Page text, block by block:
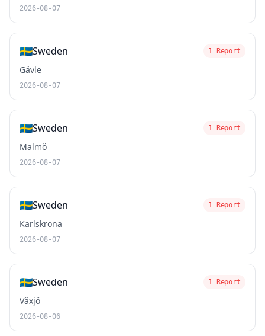
2026-08-07
🇸🇪Sweden 1 Report
Gävle
2026-08-07
🇸🇪Sweden 1 Report
Malmö
2026-08-07
🇸🇪Sweden 1 Report
Karlskrona
2026-08-07
🇸🇪Sweden 1 Report
Växjö
2026-08-06